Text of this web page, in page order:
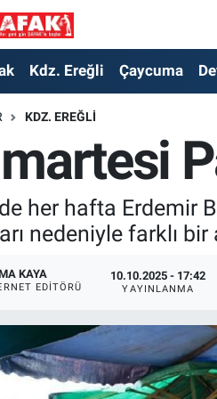
Kdz. Ereğli Çaycuma
KDZ. EREĞLI
her hafta Erdemir
nedeniyle farklı
KAYA
EDITÖRÜ
10.10.2025 - 17:42
YAYINLANMA
Eczaneler
Haritası
ve Fikstür